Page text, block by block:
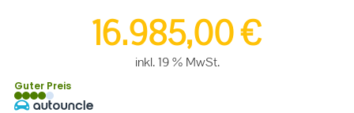
16.985,00€
inkl. 19 % MwSt.
Guter Preis